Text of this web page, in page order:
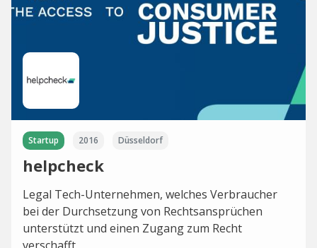
Startup 2016 Düsseldorf
helpcheck
Legal Tech-Unternehmen, welches Verbraucher
bei der Durchsetzung von Rechtsansprüchen
unterstützt und einen Zugang zum Recht